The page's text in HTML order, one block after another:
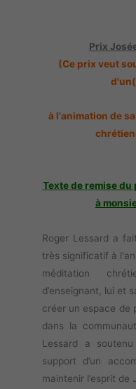
Prix
(Ce prix veut
à l'animation de
Texte de remise
à
Roger Lessard a
très significatif à
méditation
d’enseignant, lui et
créer un espace de
dans la
Lessard a
support d’un
maintenir l’esprit